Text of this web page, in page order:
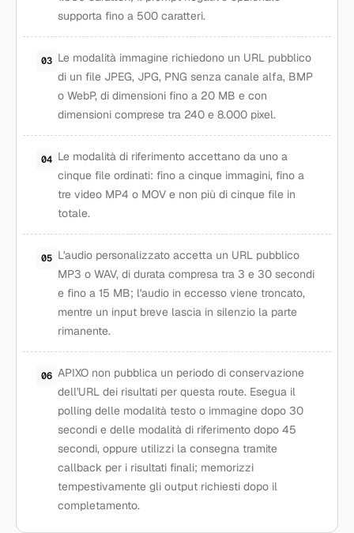
supporta fino a 500 caratteri.
03 Le modalità immagine richiedono un URL pubblico
di un file JPEG, JPG, PNG senza canale alfa, BMP
o WebP, di dimensioni fino a 20 MB e con
dimensioni comprese tra 240 e 8.000 pixel.
04 Le modalità di riferimento accettano da uno a
cinque file ordinati: fino a cinque immagini, fino a
tre video MP4 o MOV e non più di cinque file in
totale.
05 L'audio personalizzato accetta un URL pubblico
MP3 o WAV, di durata compresa tra 3 e 30 secondi
e fino a 15 MB; l'audio in eccesso viene troncato,
mentre un input breve lascia in silenzio la parte
rimanente.
06 APIXO non pubblica un periodo di conservazione
dell'URL dei risultati per questa route. Esegua il
polling delle modalità testo o immagine dopo 30
secondi e delle modalità di riferimento dopo 45
secondi, oppure utilizzi la consegna tramite
callback per i risultati finali; memorizzi
tempestivamente gli output richiesti dopo il
completamento.